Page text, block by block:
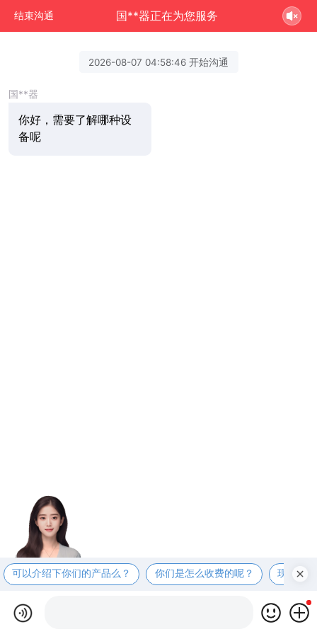
结束沟通 国**器正在为您服务
2026-08-07 04:58:46 开始沟通
国**器
你好，需要了解哪种设
备呢
可以介绍下你们的产品么？ 你们是怎么收费的呢？ 现在有